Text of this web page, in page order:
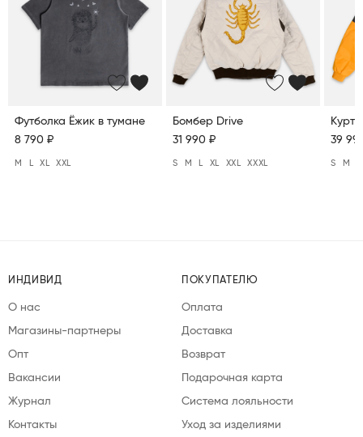
Футболка Ёжик в тумане
8 790 ₽
M XL XXL
Бомбер Drive
31 990 ₽
S M XL XXL XXXL
39
S M
ИНДИВИД
О нас
Магазины-партнеры
Опт
Вакансии
Журнал
Контакты
ПОКУПАТЕЛЮ
Оплата
Доставка
Возврат
Подарочная карта
Система лояльности
Уход за изделиями